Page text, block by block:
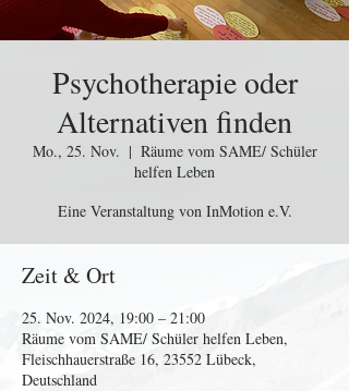
Psychotherapie oder
Alternativen finden
Mo., 25. Nov.
  |
Räume vom SAME/ Schüler
helfen Leben
Eine Veranstaltung von InMotion e.V.
Zeit & Ort
25. Nov. 2024, 19:00 – 21:00
Räume vom SAME/ Schüler helfen Leben,
Fleischhauerstraße 16, 23552 Lübeck,
Deutschland